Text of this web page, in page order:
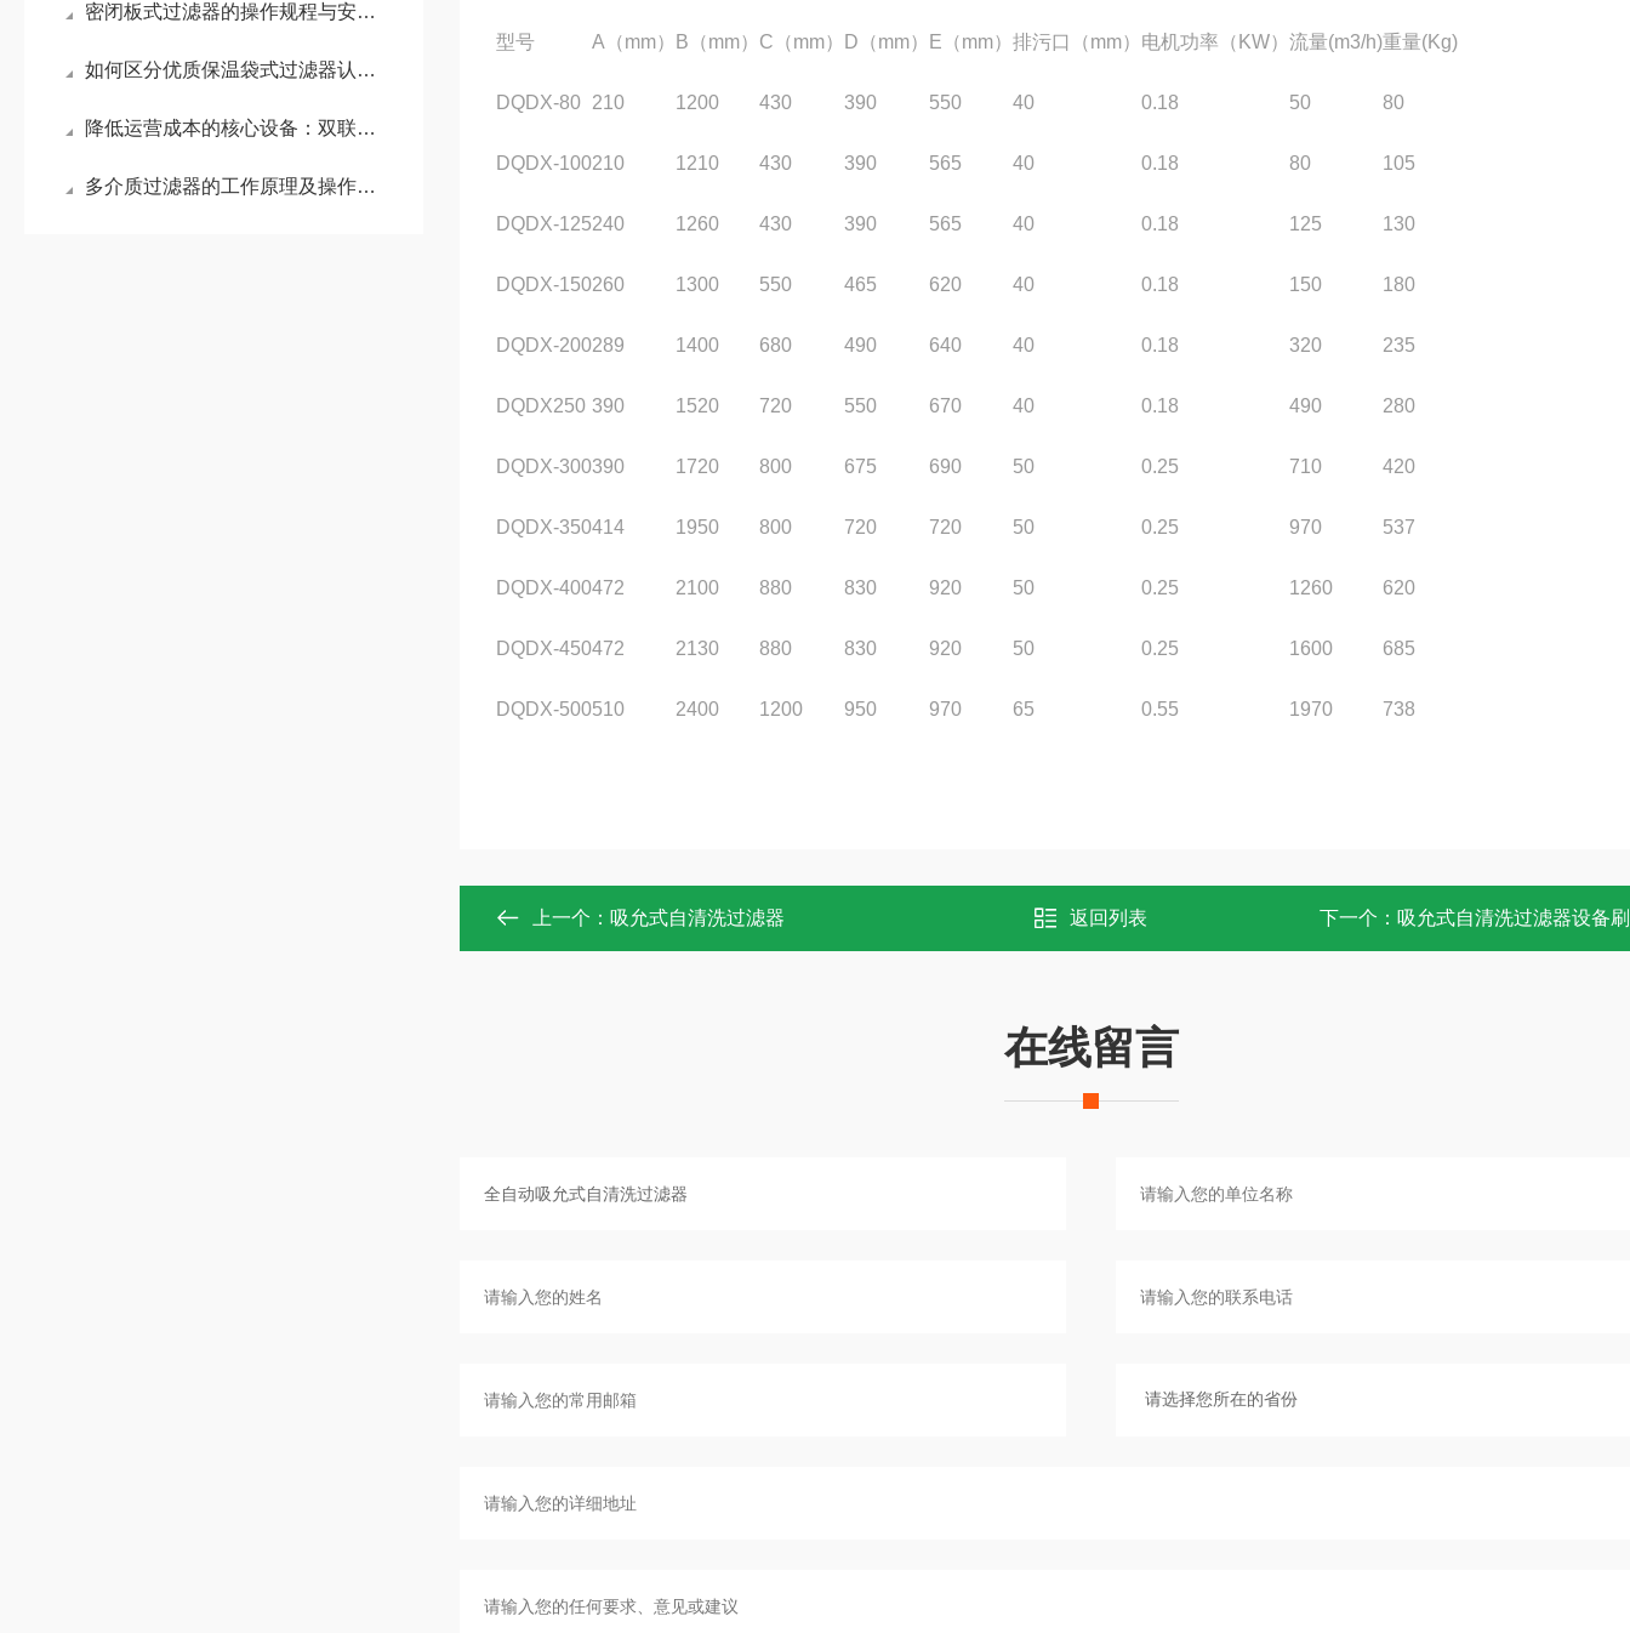
密闭板式过滤器的操作规程与安全注意事项
如何区分优质保温袋式过滤器认准这几项核心配置
降低运营成本的核心设备：双联袋式过滤器应用详解
多介质过滤器的工作原理及操作日常维护
型号 A（mm） B（mm） C（mm） D（mm） E（mm） 排污口（mm） 电机功率（KW） 流量(m3/h)重量(Kg)
DQDX-80 210 1200 430 390 550 40 0.18 50 80
DQDX-100210 1210 430 390 565 40 0.18 80 105
DQDX-125240 1260 430 390 565 40 0.18 125 130
DQDX-150260 1300 550 465 620 40 0.18 150 180
DQDX-200289 1400 680 490 640 40 0.18 320 235
DQDX250 390 1520 720 550 670 40 0.18 490 280
DQDX-300390 1720 800 675 690 50 0.25 710 420
DQDX-350414 1950 800 720 720 50 0.25 970 537
DQDX-400472 2100 880 830 920 50 0.25 1260 620
DQDX-450472 2130 880 830 920 50 0.25 1600 685
DQDX-500510 2400 1200 950 970 65 0.55 1970 738
上一个： 吸允式自清洗过滤器 返回列表 下一个： 吸允式自清洗过滤器设备
在线留言